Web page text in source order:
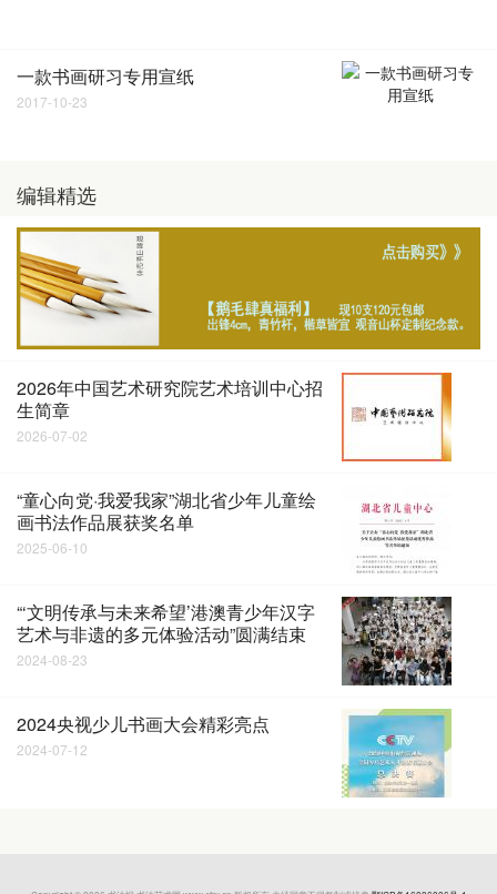
一款书画研习专用宣纸
2017-10-23
编辑精选
2026年中国艺术研究院艺术培训中心招
生简章
2026-07-02
“童心向党·我爱我家”湖北省少年儿童绘
画书法作品展获奖名单
2025-06-10
“‘文明传承与未来希望’港澳青少年汉字
艺术与非遗的多元体验活动”圆满结束
2024-08-23
2024央视少儿书画大会精彩亮点
2024-07-12